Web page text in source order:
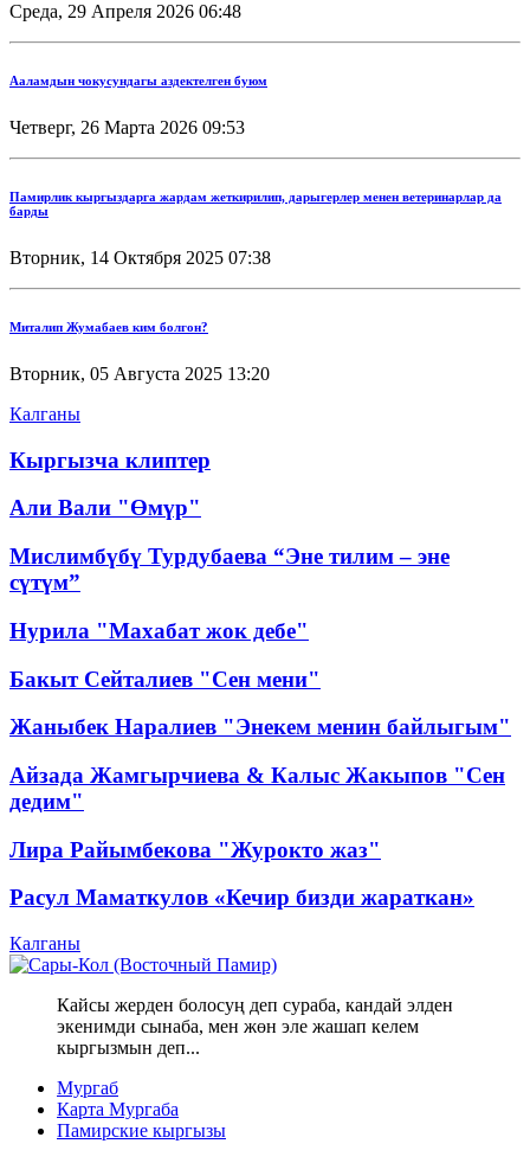
Среда, 29 Апреля 2026 06:48
Ааламдын чокусундагы аздектелген буюм
Четверг, 26 Марта 2026 09:53
Памирлик кыргыздарга жардам жеткирилип, дарыгерлер менен ветеринарлар да
барды
Вторник, 14 Октября 2025 07:38
Миталип Жумабаев ким болгон?
Вторник, 05 Августа 2025 13:20
Калганы
Кыргызча клиптер
Али Вали "Өмүр"
Мислимбүбү Турдубаева “Эне тилим – эне
сүтүм”
Нурила "Махабат жок дебе"
Бакыт Сейталиев "Сен мени"
Жаныбек Наралиев "Энекем менин байлыгым"
Айзада Жамгырчиева & Калыс Жакыпов "Сен
дедим"
Лира Райымбекова "Журокто жаз"
Расул Маматкулов «Кечир бизди жараткан»
Калганы
Кайсы жерден болосуң деп сураба, кандай элден
экенимди сынаба, мен жөн эле жашап келем
кыргызмын деп...
Мургаб
Карта Мургаба
Памирские кыргызы